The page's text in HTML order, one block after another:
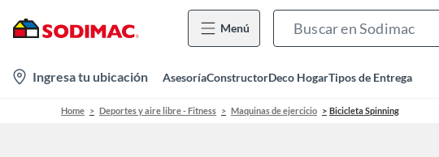
Menú
location-
icon
Ingresa tu ubicación AsesoríaConstructorDeco HogarTipos de Entrega
Home Deportes y aire libre - Fitness Maquinas de ejercicio Bicicleta Spinning